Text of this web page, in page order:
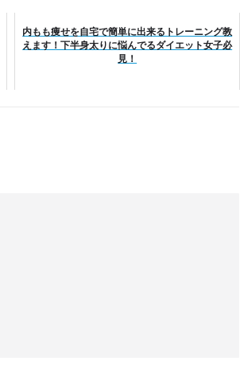
内もも痩せを自宅で簡単に出来るトレーニング教
えます！下半身太りに悩んでるダイエット女子必
見！